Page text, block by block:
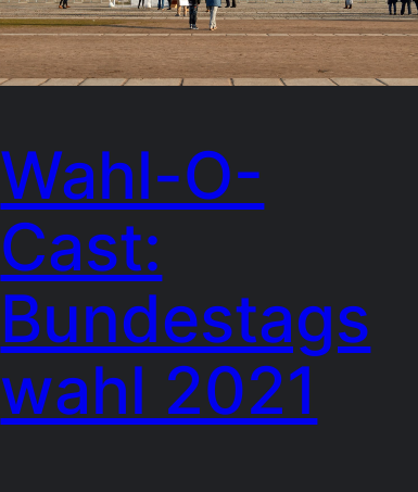
Wahl-O-
Cast:
Bundestags
wahl 2021